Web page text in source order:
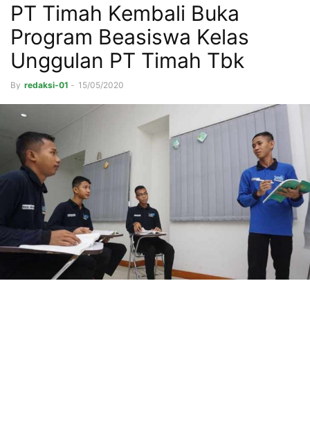
PT Timah Kembali Buka
Program Beasiswa Kelas
Unggulan PT Timah Tbk
By redaksi-01 - 15/05/2020